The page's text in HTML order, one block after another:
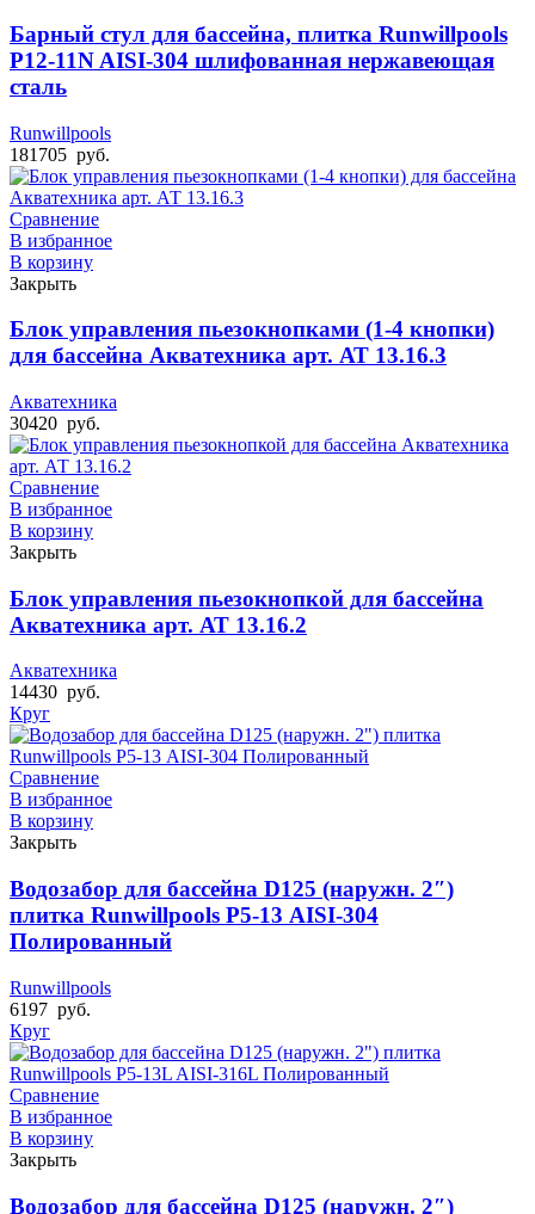
Барный стул для бассейна, плитка Runwillpools
Р12-11N AISI-304 шлифованная нержавеющая
сталь
Runwillpools
181705 руб.
Сравнение
В избранное
В корзину
Закрыть
Блок управления пьезокнопками (1-4 кнопки)
для бассейна Акватехника арт. АТ 13.16.3
Акватехника
30420 руб.
Сравнение
В избранное
В корзину
Закрыть
Блок управления пьезокнопкой для бассейна
Акватехника арт. АТ 13.16.2
Акватехника
14430 руб.
Круг
Сравнение
В избранное
В корзину
Закрыть
Водозабор для бассейна D125 (наружн. 2″)
плитка Runwillpools Р5-13 AISI-304
Полированный
Runwillpools
6197 руб.
Круг
Сравнение
В избранное
В корзину
Закрыть
Водозабор для бассейна D125 (наружн. 2″)